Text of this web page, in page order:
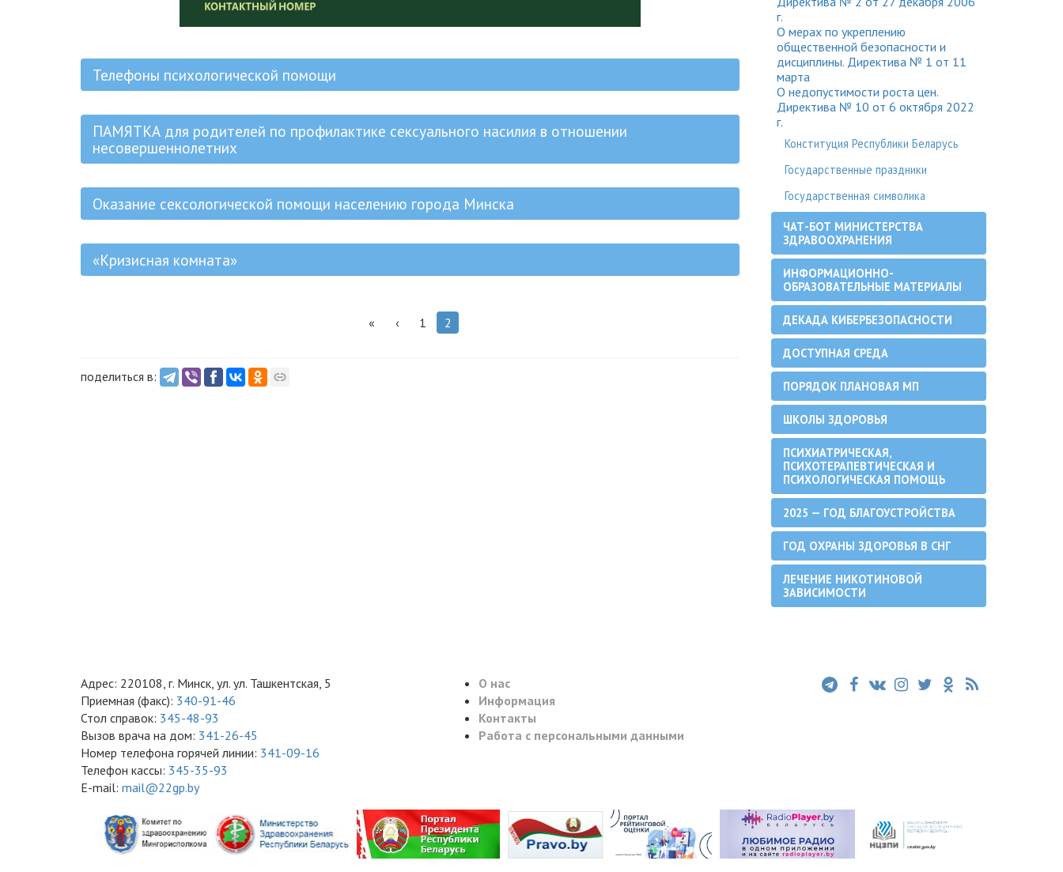
Телефоны психологической помощи
ПАМЯТКА для родителей по профилактике сексуального насилия в отношении
несовершеннолетних
Оказание сексологической помощи населению города Минска
«Кризисная комната»
« ‹ 1 2
поделиться в:
г.
О мерах по укреплению
общественной безопасности и
дисциплины. Директива № 1 от 11
марта
О недопустимости роста цен.
Директива № 10 от 6 октября 2022
г.
Конституция Республики Беларусь
Государственные праздники
Государственная символика
ЧАТ-БОТ МИНИСТЕРСТВА
ЗДРАВООХРАНЕНИЯ
ИНФОРМАЦИОННО-
ОБРАЗОВАТЕЛЬНЫЕ МАТЕРИАЛЫ
ДЕКАДА КИБЕРБЕЗОПАСНОСТИ
ДОСТУПНАЯ СРЕДА
ПОРЯДОК ПЛАНОВАЯ МП
ШКОЛЫ ЗДОРОВЬЯ
ПСИХИАТРИЧЕСКАЯ,
ПСИХОТЕРАПЕВТИЧЕСКАЯ И
ПСИХОЛОГИЧЕСКАЯ ПОМОЩЬ
2025 — ГОД БЛАГОУСТРОЙСТВА
ГОД ОХРАНЫ ЗДОРОВЬЯ В СНГ
ЛЕЧЕНИЕ НИКОТИНОВОЙ
ЗАВИСИМОСТИ
Адрес: 220108, г. Минск, ул. ул. Ташкентская, 5
Приемная (факс): 340-91-46
Стол справок: 345-48-93
Вызов врача на дом: 341-26-45
Номер телефона горячей линии: 341-09-16
Телефон кассы: 345-35-93
E-mail: mail@22gp.by
О нас
Информация
Контакты
Работа с персональными данными